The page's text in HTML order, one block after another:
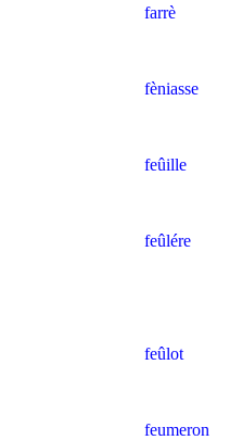
farrè
fèniasse
feûille
feûlére
feûlot
feumeron